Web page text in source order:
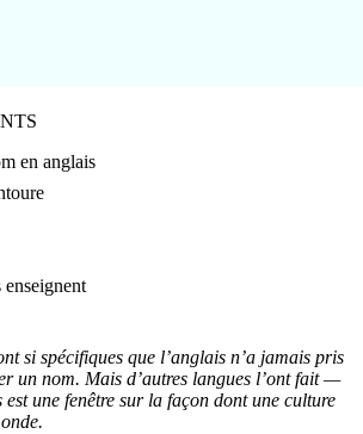
en anglais
enseignent
si spécifiques que l’anglais n’a jamais pris
un nom. Mais d’autres langues l’ont fait —
est une fenêtre sur la façon dont une culture